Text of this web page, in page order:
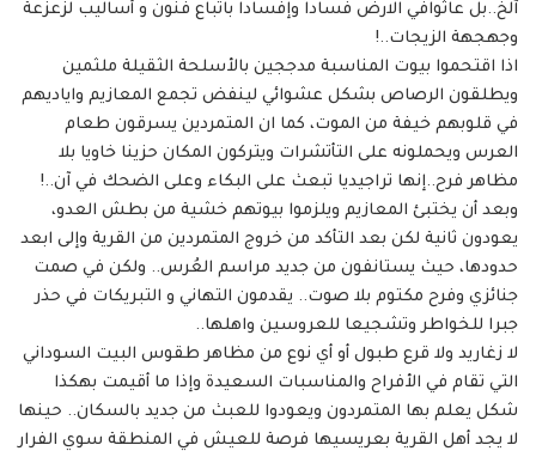
آلخ..بل عاثواَفي الارض فساداً وإفسادا باتباع فنون و أساليب لزعزعة
وجهجهة الزيجات..!
اذا اقتحموا بيوت المناسبة مدججين بالأسلحة الثقيلة ملثمين
ويطلقون الرصاص بشكل عشوائي لينفض تجمع المعازيم واياديهم
في قلوبهم خيفة من الموت، كما ان المتمردين يسرقون طعام
العرس ويحملونه على التأتشرات ويتركون المكان حزينا خاويا بلا
مظاهر فرح..إنها تراجيديا تبعث على البكاء وعلى الضحك في آن..!
وبعد أن يختبئ المعازيم ويلزموا بيوتهم خشية من بطش العدو،
يعودون ثانية لكن بعد التأكد من خروج المتمردين من القرية وإلى ابعد
حدودها، حيث يستانفون من جديد مراسم العُرس.. ولكن في صمت
جنائزي وفرح مكتوم بلا صوت.. يقدمون التهاني و التبريكات في حذر
جبرا للخواطر وتشجيعا للعروسين واهلها..
لا زغاريد ولا قرع طبول أو أي نوع من مظاهر طقوس البيت السوداني
التي تقام في الأفراح والمناسبات السعيدة وإذا ما أقيمت بهكذا
شكل يعلم بها المتمردون ويعودوا للعبث من جديد بالسكان.. حينها
لا يجد أهل القرية بعريسيها فرصة للعيش في المنطقة سوي الفرار